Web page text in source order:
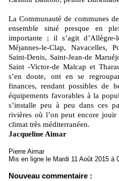
La Communauté de communes
ensemble situé presque en
importante ; il s’agit d’Allègre-
Méjannes-le-Clap, Navacelles,
Saint-Denis, Saint-Jean-de
Saint -Victor-de Malcap et
s’en doute, ont en se
finances, rendant possibles de
équipements favorables à la
s’installe peu à peu dans ces
rivières où l’on peut encore
climat très méditerranéen.
Jacqueline Aimar
Pierre Aimar
Mis en ligne le Mardi 11 Août 2015 à
Nouveau commentaire :